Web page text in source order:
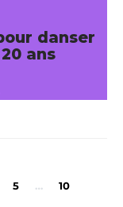
danser
ans
5 …
10